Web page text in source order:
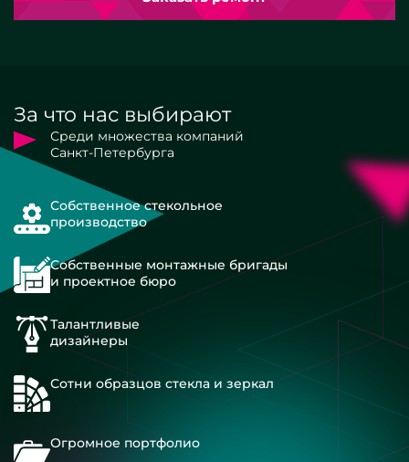
За что нас выбирают
Среди множества компаний
Санкт-Петербурга
Собственное стекольное
производство
Собственные монтажные бригады
и проектное бюро
Талантливые
дизайнеры
Сотни образцов стекла и зеркал
Огромное портфолио